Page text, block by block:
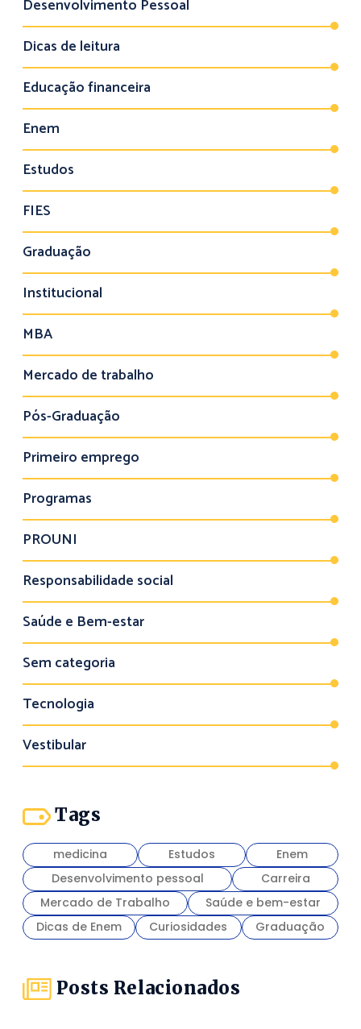
Desenvolvimento Pessoal
Dicas de leitura
Educação financeira
Enem
Estudos
FIES
Graduação
Institucional
MBA
Mercado de trabalho
Pós-Graduação
Primeiro emprego
Programas
PROUNI
Responsabilidade social
Saúde e Bem-estar
Sem categoria
Tecnologia
Vestibular
Tags
medicina Estudos
Enem
Desenvolvimento pessoal
Carreira
Mercado de Trabalho
Saúde e bem-estar
Dicas de Enem
Curiosidades Graduação
Posts Relacionados